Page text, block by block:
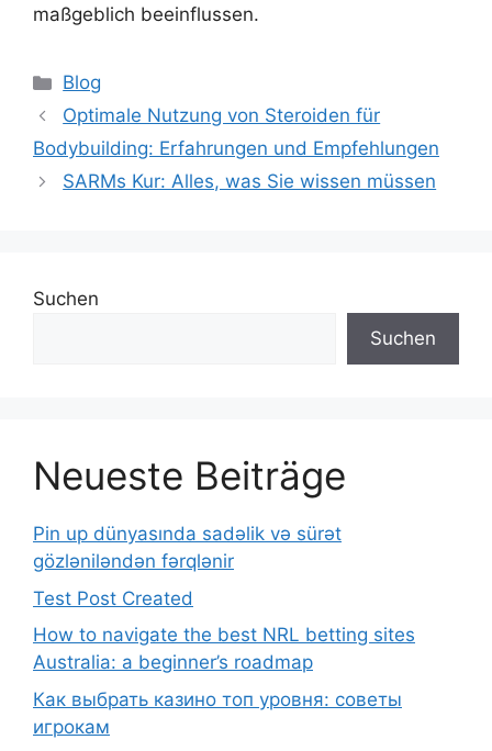
maßgeblich beeinflussen.
Blog
Optimale Nutzung von Steroiden für
Bodybuilding: Erfahrungen und Empfehlungen
SARMs Kur: Alles, was Sie wissen müssen
Suchen
Suchen
Neueste Beiträge
Pin up dünyasında sadəlik və sürət
gözləniləndən fərqlənir
Test Post Created
How to navigate the best NRL betting sites
Australia: a beginner’s roadmap
Как выбрать казино топ уровня: советы
игрокам